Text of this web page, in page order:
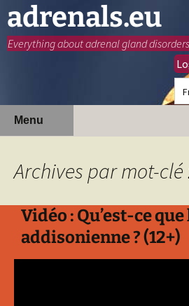
adrenals.eu
Everything about adrenal gland disorders
Menu
Archives par mot-
Vidéo : Qu’est-ce
addisonienne ? (12+)